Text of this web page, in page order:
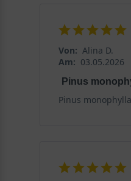
Von: Alina D.
Am: 03.05.2026
Pinus
Pinus